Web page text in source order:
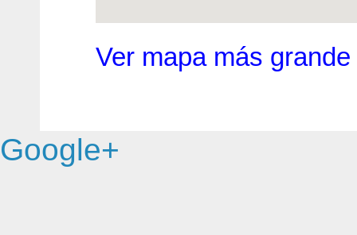
Ver mapa más grande
Google+